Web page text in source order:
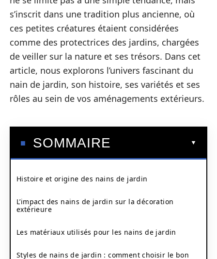
s’inscrit dans une tradition plus ancienne, où
ces petites créatures étaient considérées
comme des protectrices des jardins, chargées
de veiller sur la nature et ses trésors. Dans cet
article, nous explorons l’univers fascinant du
nain de jardin, son histoire, ses variétés et ses
rôles au sein de vos aménagements extérieurs.
SOMMAIRE
Histoire et origine des nains de jardin
L’impact des nains de jardin sur la décoration
extérieure
Les matériaux utilisés pour les nains de jardin
Styles de nains de jardin : comment choisir le bon